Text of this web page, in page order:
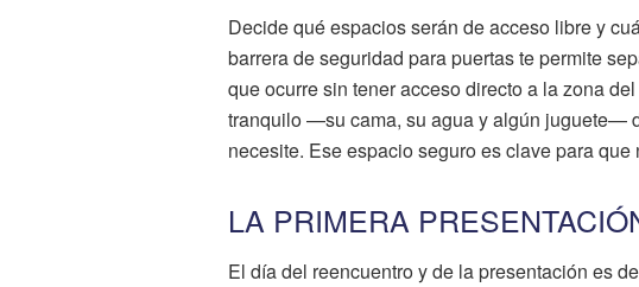
Decide qué espacios serán de acceso libre y
barrera de seguridad para puertas te permite
que ocurre sin tener acceso directo a la zona
tranquilo —su cama, su agua y algún juguete—
necesite. Ese espacio seguro es clave para
LA PRIMERA
El día del reencuentro y de la presentación es